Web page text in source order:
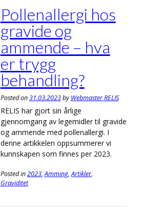
Pollenallergi hos
gravide og
ammende – hva
er trygg
behandling?
Posted on31.03.2023byWebmaster RELIS
RELIS har gjort sin årlige
gjennomgang av legemidler til gravide
og ammende med pollenallergi. I
denne artikkelen oppsummerer vi
kunnskapen som finnes per 2023.
Posted in2023,Amming,Artikler,
Graviditet